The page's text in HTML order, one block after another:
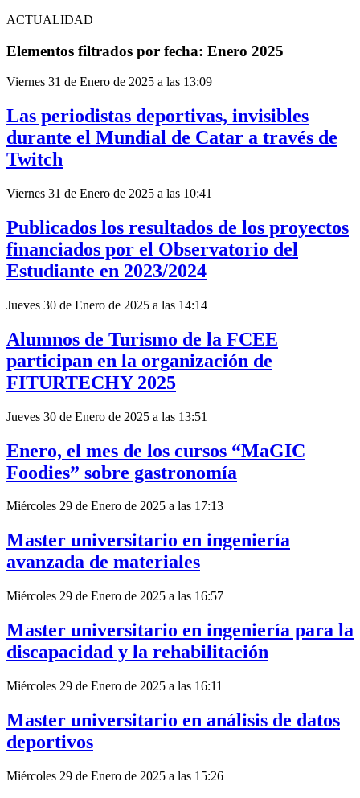
ACTUALIDAD
Elementos filtrados por fecha: Enero 2025
Viernes 31 de Enero de 2025 a las 13:09
Las periodistas deportivas, invisibles
durante el Mundial de Catar a través de
Twitch
Viernes 31 de Enero de 2025 a las 10:41
Publicados los resultados de los proyectos
financiados por el Observatorio del
Estudiante en 2023/2024
Jueves 30 de Enero de 2025 a las 14:14
Alumnos de Turismo de la FCEE
participan en la organización de
FITURTECHY 2025
Jueves 30 de Enero de 2025 a las 13:51
Enero, el mes de los cursos “MaGIC
Foodies” sobre gastronomía
Miércoles 29 de Enero de 2025 a las 17:13
Master universitario en ingeniería
avanzada de materiales
Miércoles 29 de Enero de 2025 a las 16:57
Master universitario en ingeniería para la
discapacidad y la rehabilitación
Miércoles 29 de Enero de 2025 a las 16:11
Master universitario en análisis de datos
deportivos
Miércoles 29 de Enero de 2025 a las 15:26